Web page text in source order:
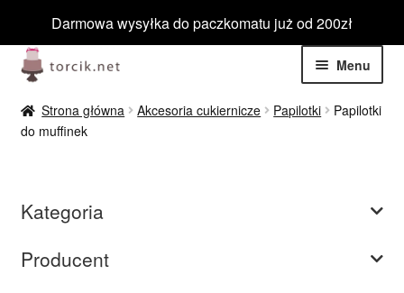
Darmowa wysyłka do paczkomatu już od 200zł
Przejdź
do
nawigacji
Przejdź
do
treści
Menu
Jadalne
Rozwiń
Barwniki spożywcze
Tematyczne
Strona główna Akcesoria cukiernicze Papilotki
Papilotki
do muffinek
Kategoria
Producent